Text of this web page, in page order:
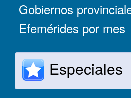
Gobiernos
Efemérides por mes
Especiales